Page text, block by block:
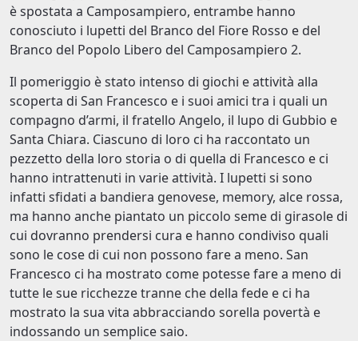
è spostata a Camposampiero, entrambe hanno
conosciuto i lupetti del Branco del Fiore Rosso e del
Branco del Popolo Libero del Camposampiero 2.
Il pomeriggio è stato intenso di giochi e attività alla
scoperta di San Francesco e i suoi amici tra i quali un
compagno d’armi, il fratello Angelo, il lupo di Gubbio e
Santa Chiara. Ciascuno di loro ci ha raccontato un
pezzetto della loro storia o di quella di Francesco e ci
hanno intrattenuti in varie attività. I lupetti si sono
infatti sfidati a bandiera genovese, memory, alce rossa,
ma hanno anche piantato un piccolo seme di girasole di
cui dovranno prendersi cura e hanno condiviso quali
sono le cose di cui non possono fare a meno. San
Francesco ci ha mostrato come potesse fare a meno di
tutte le sue ricchezze tranne che della fede e ci ha
mostrato la sua vita abbracciando sorella povertà e
indossando un semplice saio.